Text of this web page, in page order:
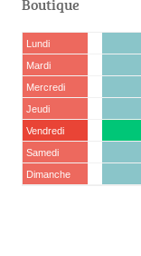
Boutique
Lundi
Mardi
Mercredi
Jeudi
Vendredi
Samedi
Dimanche